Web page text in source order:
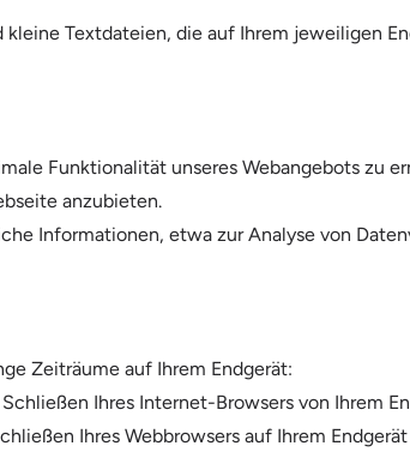
Textdateien, die auf Ihrem jeweiligen
Funktionalität unseres Webangebots zu
anzubieten.
Informationen, etwa zur Analyse von
Zeiträume auf Ihrem Endgerät:
Ihres Internet-Browsers von Ihrem
Ihres Webbrowsers auf Ihrem